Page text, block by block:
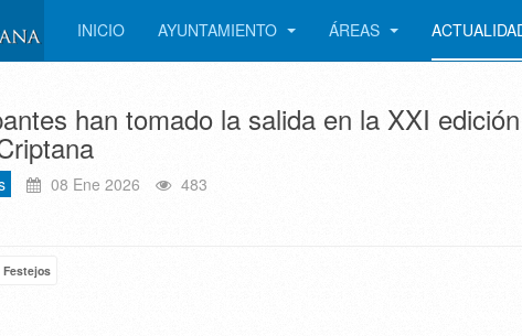
INICIO AYUNTAMIENTO ÁREAS
han tomado la salida en la XXI
08 Ene 2026 483
Festejos